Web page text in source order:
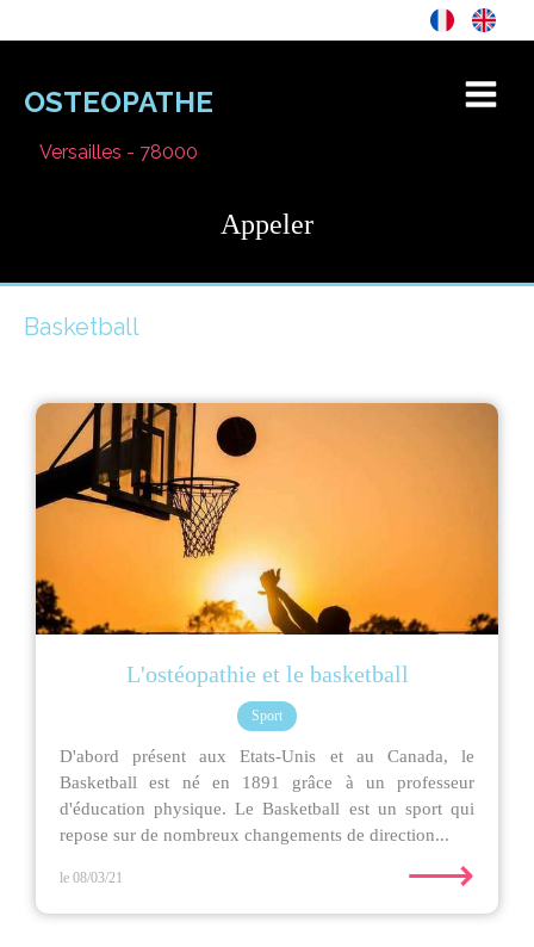
OSTEOPATHE
Versailles - 78000
Appeler
Basketball
L'ostéopathie et le basketball
Sport
D'abord présent aux Etats-Unis et au Canada, le
Basketball est né en 1891 grâce à un professeur
d'éducation physique. Le Basketball est un sport qui
repose sur de nombreux changements de direction...
le 08/03/21 ⟶